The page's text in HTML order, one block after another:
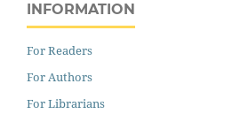
INFORMATION
For Readers
For Authors
For Librarians